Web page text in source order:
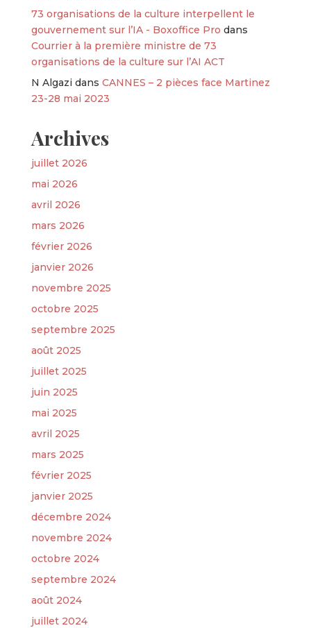
73 organisations de la culture interpellent le
gouvernement sur l’IA - Boxoffice Pro dans
Courrier à la première ministre de 73
organisations de la culture sur l’AI ACT
N Algazi dans CANNES – 2 pièces face Martinez
23-28 mai 2023
Archives
juillet 2026
mai 2026
avril 2026
mars 2026
février 2026
janvier 2026
novembre 2025
octobre 2025
septembre 2025
août 2025
juillet 2025
juin 2025
mai 2025
avril 2025
mars 2025
février 2025
janvier 2025
décembre 2024
novembre 2024
octobre 2024
septembre 2024
août 2024
juillet 2024